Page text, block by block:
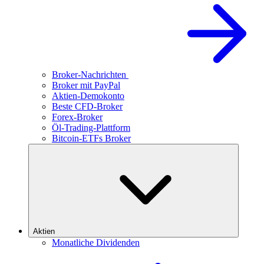
Broker-Nachrichten
Broker mit PayPal
Aktien-Demokonto
Beste CFD-Broker
Forex-Broker
Öl-Trading-Plattform
Bitcoin-ETFs Broker
Aktien
Monatliche Dividenden